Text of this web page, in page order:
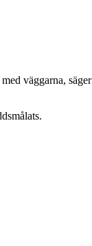
väggarna,